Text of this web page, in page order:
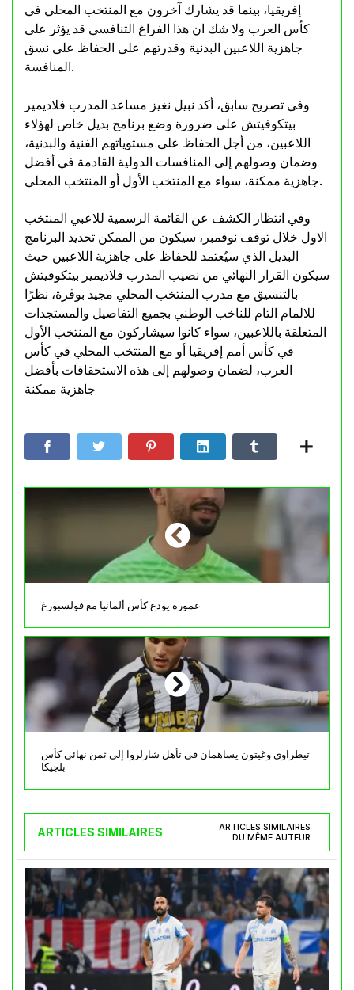
إفريقيا، بينما قد يشارك آخرون مع المنتخب المحلي في
كأس العرب ولا شك ان هذا الفراغ التنافسي قد يؤثر على
جاهزية اللاعبين البدنية وقدرتهم على الحفاظ على نسق
المنافسة.
وفي تصريح سابق، أكد نبيل نغيز مساعد المدرب فلاديمير
بيتكوفيتش على ضرورة وضع برنامج بديل خاص لهؤلاء
اللاعبين، من أجل الحفاظ على مستوياتهم الفنية والبدنية،
وضمان وصولهم إلى المنافسات الدولية القادمة في أفضل
جاهزية ممكنة، سواء مع المنتخب الأول أو المنتخب المحلي.
وفي انتظار الكشف عن القائمة الرسمية للاعبي المنتخب
الاول خلال توقف نوفمبر، سيكون من الممكن تحديد البرنامج
البديل الذي سيُعتمد للحفاظ على جاهزية اللاعبين حيث
سيكون القرار النهائي من نصيب المدرب فلاديمير بيتكوفيتش
بالتنسيق مع مدرب المنتخب المحلي مجيد بوڨرة، نظرًا
للالمام التام للناخب الوطني بجميع التفاصيل والمستجدات
المتعلقة باللاعبين، سواء كانوا سيشاركون مع المنتخب الأول
في كأس أمم إفريقيا أو مع المنتخب المحلي في كأس
العرب، لضمان وصولهم إلى هذه الاستحقاقات بأفضل
جاهزية ممكنة
عمورة يودع كأس ألمانيا مع فولسبورغ
تيطراوي وغيتون يساهمان في تأهل شارلروا إلى ثمن نهائي كأس
بلجيكا
ARTICLES SIMILAIRES
ARTICLES SIMILAIRES
DU MÊME AUTEUR